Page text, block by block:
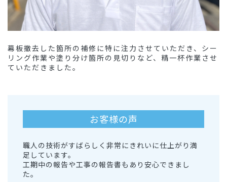
幕板撤去した箇所の補修に特に注力させていただき、シー
リング作業や塗り分け箇所の見切りなど、精一杯作業させ
ていただきました。
お客様の声
職人の技術がすばらしく非常にきれいに仕上がり満
足しています。
工期中の報告や工事の報告書もあり安心できまし
た。